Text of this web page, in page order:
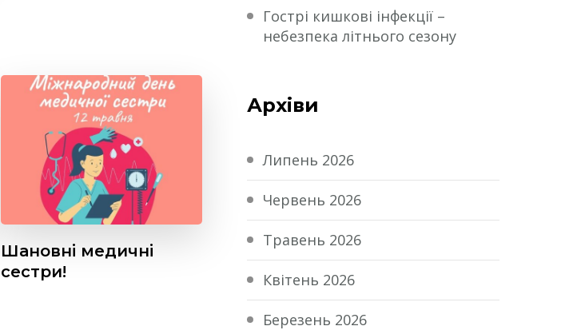
Шановні медичні
сестри!
Гострі кишкові інфекції –
небезпека літнього сезону
Архіви
Липень 2026
Червень 2026
Травень 2026
Квітень 2026
Березень 2026